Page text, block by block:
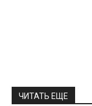
ЧИТАТЬ ЕЩЕ